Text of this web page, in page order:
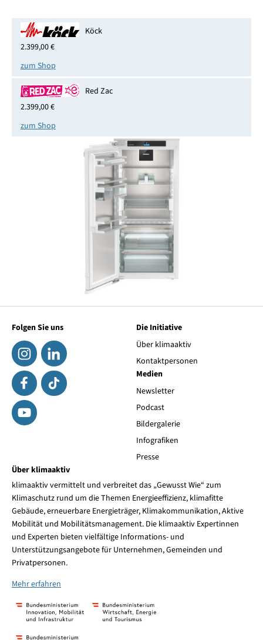
Köck
2.399,00 €
zum Shop
Red Zac
2.399,00 €
zum Shop
Folgen Sie uns
Die Initiative
Über klimaaktiv
Kontaktpersonen
Medien
Newsletter
Podcast
Bildergalerie
Infografiken
Presse
Über klimaaktiv
klimaaktiv vermittelt und verbreitet das „Gewusst Wie“ zum
Klimaschutz rund um die Themen Energieeffizienz, klimafitte
Gebäude, erneuerbare Energieträger, Klimakommunikation, Aktive
Mobilität und Mobilitätsmanagement. Die klimaaktiv Expertinnen
und Experten bieten vielfältige Informations- und
Unterstützungsangebote für Unternehmen, Gemeinden und
Privatpersonen.
Mehr erfahren